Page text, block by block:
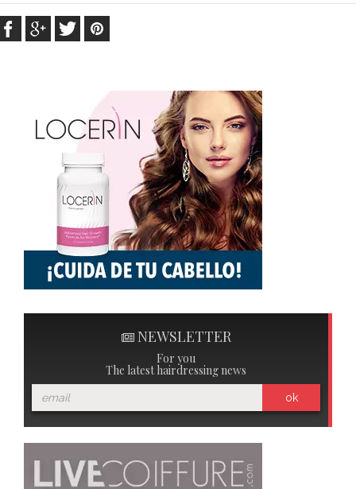
NEWSLETTER
For you
The latest hairdressing news
ok